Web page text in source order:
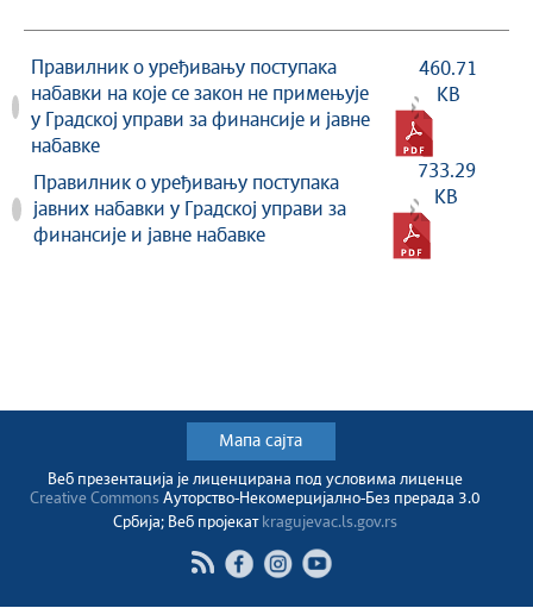
Правилник о уређивању поступака
набавки на које се закон не примењује
у Градској управи за финансије и јавне
набавке
460.71
KB
Правилник о уређивању поступака
јавних набавки у Градској управи за
финансије и јавне набавке
733.29
KB
Мапа сајта
Веб презентација jе лиценциранa под условима лиценце
Creative CommonsАуторство-Некомерцијално-Без прерада 3.0
Србија; Веб пројекат kragujevac.ls.gov.rs